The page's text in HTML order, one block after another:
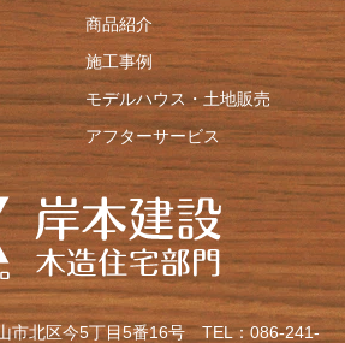
商品紹介
施工事例
モデルハウス・土地販売
アフターサービス
市北区今5丁目5番16号TEL：086-241-